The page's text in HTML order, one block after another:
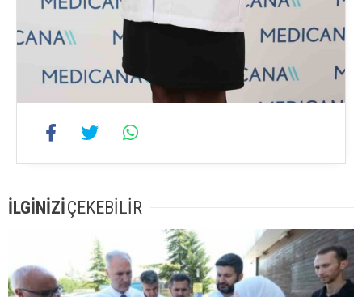
İLGİNİZİÇEKEBİLİR